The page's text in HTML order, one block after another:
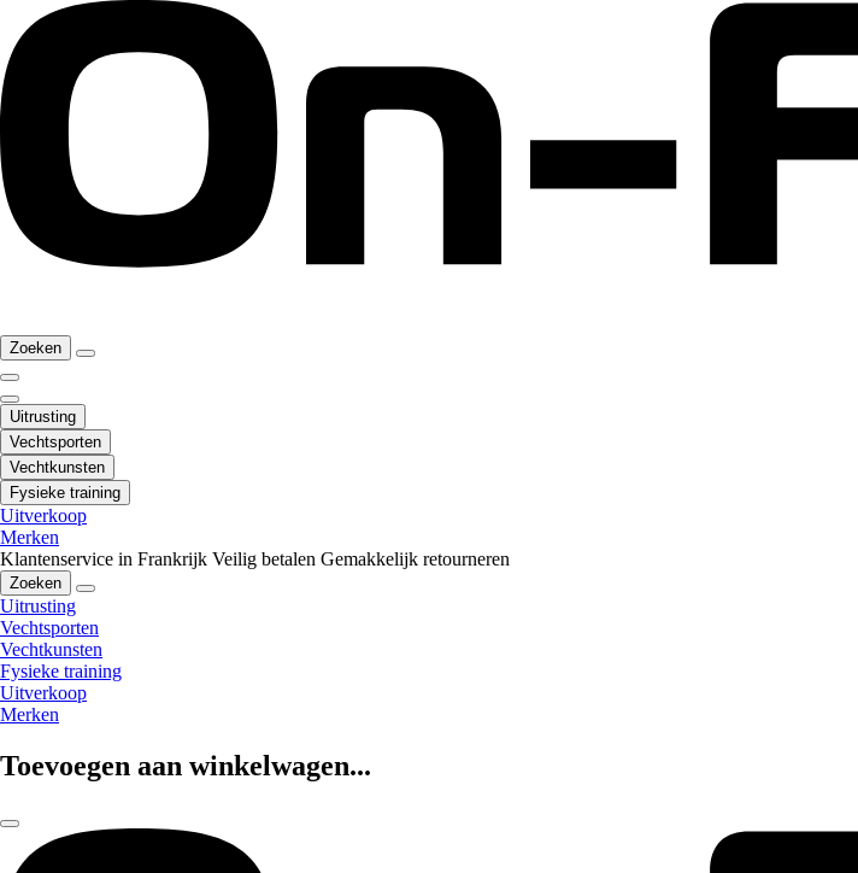
Zoeken
Uitrusting
Vechtsporten
Vechtkunsten
Fysieke training
Uitverkoop
Merken
Klantenservice in Frankrijk Veilig betalen Gemakkelijk retourneren
Zoeken
Uitrusting
Vechtsporten
Vechtkunsten
Fysieke training
Uitverkoop
Merken
Toevoegen aan winkelwagen...